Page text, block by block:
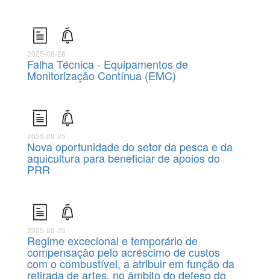
2025-08-28
Falha Técnica - Equipamentos de
Monitorização Contínua (EMC)
2025-08-25
Nova oportunidade do setor da pesca e da
aquicultura para beneficiar de apoios do
PRR
2025-08-20
Regime excecional e temporário de
compensação pelo acréscimo de custos
com o combustível, a atribuir em função da
retirada de artes, no âmbito do defeso do